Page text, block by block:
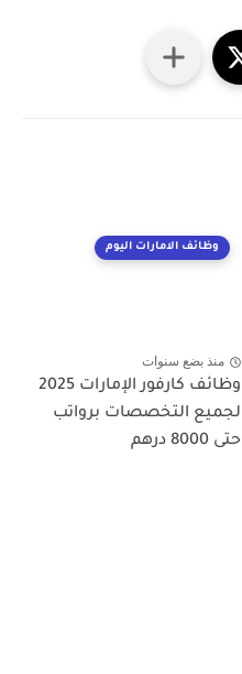
وظائف الامارات اليوم
منذ بضع سنوات
وظائف كارفور الإمارات 2025
لجميع التخصصات برواتب
حتى 8000 درهم